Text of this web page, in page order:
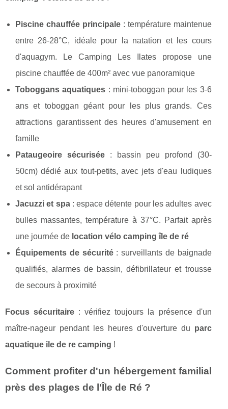
Piscine chauffée principale: température maintenue
entre 26-28°C, idéale pour la natation et les cours
d'aquagym. Le Camping Les Ilates propose une
piscine chauffée de 400m² avec vue panoramique
Toboggans aquatiques : mini-toboggan pour les 3-6
ans et toboggan géant pour les plus grands. Ces
attractions garantissent des heures d'amusement en
famille
Pataugeoire sécurisée: bassin peu profond (30-
50cm) dédié aux tout-petits, avec jets d'eau ludiques
et sol antidérapant
Jacuzzi et spa: espace détente pour les adultes avec
bulles massantes, température à 37°C. Parfait après
une journée de location vélo camping île de ré
Équipements de sécurité: surveillants de baignade
qualifiés, alarmes de bassin, défibrillateur et trousse
de secours à proximité
Focus sécuritaire : vérifiez toujours la présence d'un
maître-nageur pendant les heures d'ouverture du parc
aquatique ile de re camping !
Comment profiter d'un hébergement familial
près des plages de l'Île de Ré ?